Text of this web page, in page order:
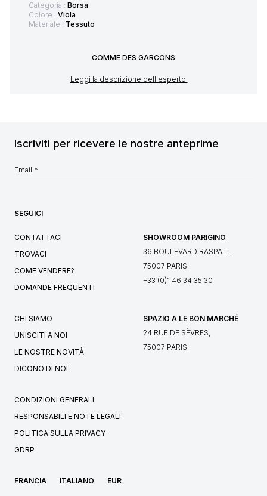
Categoria : Borsa
Colore : Viola
Materiale : Tessuto
COMME DES GARCONS
Leggi la descrizione dell'esperto
Iscriviti per ricevere le nostre anteprime
SEGUICI
CONTATTACI
TROVACI
COME VENDERE?
DOMANDE FREQUENTI
SHOWROOM PARIGINO
36 BOULEVARD RASPAIL,
75007 PARIS
+33 (0)1 46 34 35 30
CHI SIAMO
UNISCITI A NOI
LE NOSTRE NOVITÀ
DICONO DI NOI
SPAZIO A LE BON MARCHÉ
24 RUE DE SÈVRES,
75007 PARIS
CONDIZIONI GENERALI
RESPONSABILI E NOTE LEGALI
POLITICA SULLA PRIVACY
GDRP
FRANCIA ITALIANO EUR